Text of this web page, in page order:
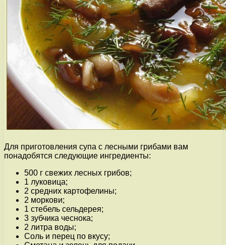
Для приготовления супа с лесными грибами вам
понадобятся следующие ингредиенты:
500 г свежих лесных грибов;
1 луковица;
2 средних картофелины;
2 моркови;
1 стебель сельдерея;
3 зубчика чеснока;
2 литра воды;
Соль и перец по вкусу;